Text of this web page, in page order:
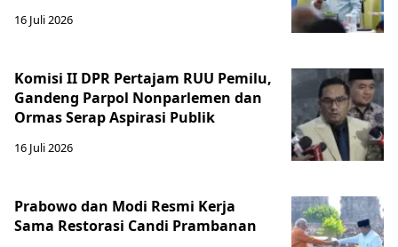
16 Juli 2026
Komisi II DPR Pertajam RUU Pemilu,
Gandeng Parpol Nonparlemen dan
Ormas Serap Aspirasi Publik
16 Juli 2026
Prabowo dan Modi Resmi Kerja
Sama Restorasi Candi Prambanan